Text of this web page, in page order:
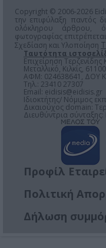
Copyright © 2006-2026
την επιφύλαξη παντός
ολόκληρου άρθρου,
φωτογραφίας
Σχεδίαση και Υλοποίηση
Ταυτότητα
Επιχείρηση Τερζενίδης
Μεταλλικό, Κιλκίς, 61100
ΑΦΜ: 024638641, ΔΟΥ
Τηλ.: 23410 27307
Email: eidisis@eidisis.gr
Ιδιοκτήτης/ Νόμιμος
Δικαιούχος domain:
Διευθύντρια
Προφίλ
Πολιτική
Δήλωση